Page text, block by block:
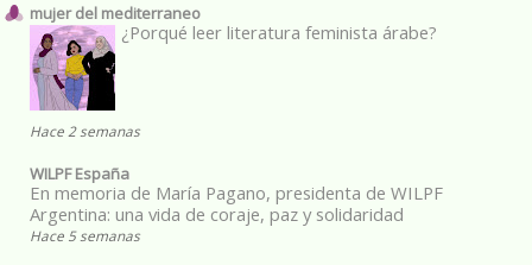
mujer del mediterraneo
¿Porqué leer literatura feminista árabe?
Hace 2 semanas
WILPF España
En memoria de María Pagano, presidenta de WILPF
Argentina: una vida de coraje, paz y solidaridad
Hace 5 semanas